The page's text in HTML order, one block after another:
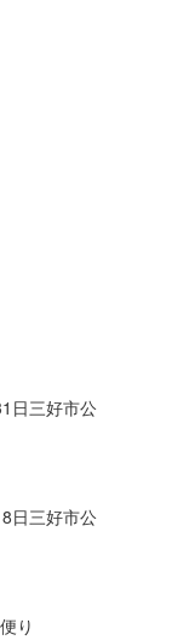
日三好市公
日三好市公
り